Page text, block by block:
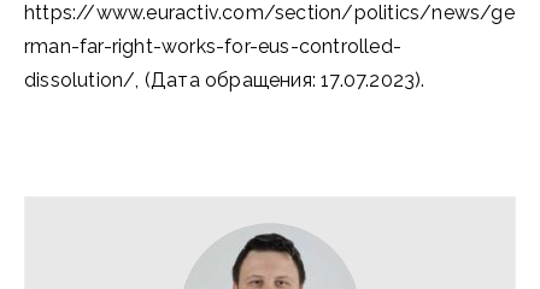
https://www.euractiv.com/section/politics/news/ge
rman-far-right-works-for-eus-controlled-
dissolution/, (Дата обращения: 17.07.2023).